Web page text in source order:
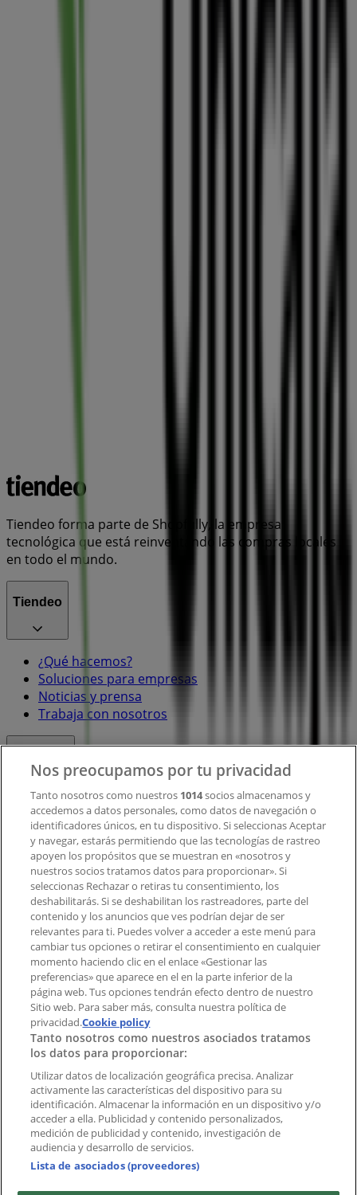
Tiendeo forma parte de Shopfully, la empresa
tecnológica que está reinventando las compras locales
en todo el mundo.
Tiendeo
¿Qué hacemos?
Soluciones para empresas
Noticias y prensa
Trabaja con nosotros
Contacto comercial y de marketing
Tienda mal colocada en el mapa
Notificar un folleto
¿Encontraste un problema en la web o en la
aplicación?
Índices
Marcas
Marcas locales
Negocios
Negocios cercanos
Productos
Productos locales
Ciudades
Descargar la APP Tiendeo
Nos preocupamos por tu privacidad
Tanto nosotros como nuestros 1014socios almacenamos y
accedemos a datos personales, como datos de navegación o
identificadores únicos, en tu dispositivo. Si seleccionas Aceptar
y navegar, estarás permitiendo que las tecnologías de rastreo
apoyen los propósitos que se muestran en «nosotros y
nuestros socios tratamos datos para proporcionar». Si
seleccionas Rechazar o retiras tu consentimiento, los
deshabilitarás. Si se deshabilitan los rastreadores, parte del
contenido y los anuncios que ves podrían dejar de ser
relevantes para ti. Puedes volver a acceder a este menú para
cambiar tus opciones o retirar el consentimiento en cualquier
momento haciendo clic en el enlace «Gestionar las
preferencias» que aparece en el en la parte inferior de la
página web. Tus opciones tendrán efecto dentro de nuestro
Sitio web. Para saber más, consulta nuestra política de
privacidad.Cookie policy
Tanto nosotros como nuestros asociados tratamos
los datos para proporcionar:
Utilizar datos de localización geográfica precisa. Analizar
activamente las características del dispositivo para su
identificación. Almacenar la información en un dispositivo y/o
acceder a ella. Publicidad y contenido personalizados,
medición de publicidad y contenido, investigación de
audiencia y desarrollo de servicios.
Lista de asociados (proveedores)